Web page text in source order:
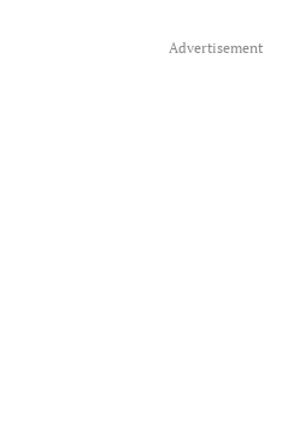
Advertisement